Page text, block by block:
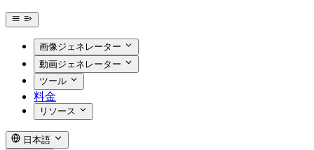
画像ジェネレーター
動画ジェネレーター
ツール
料金
リソース
日本語